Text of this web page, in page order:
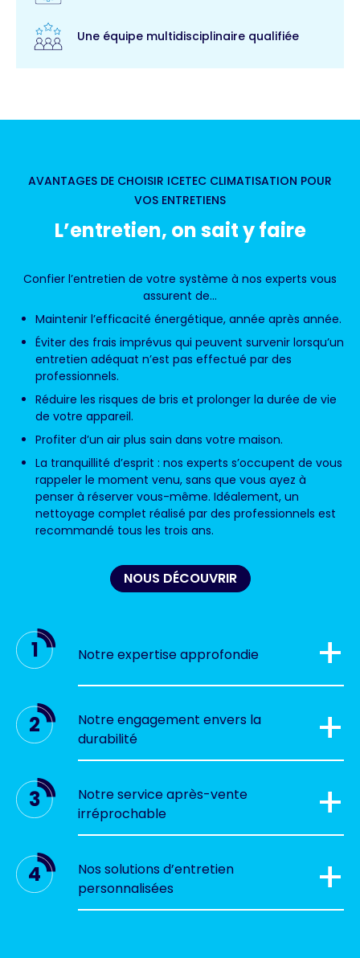
Une équipe multidisciplinaire qualifiée
AVANTAGES DE CHOISIR ICETEC CLIMATISATION POUR
VOS ENTRETIENS
L’entretien, on sait y faire
Confier l’entretien de votre système à nos experts vous
assurent de…
Maintenir l’efficacité énergétique, année après année.
Éviter des frais imprévus qui peuvent survenir lorsqu’un
entretien adéquat n’est pas effectué par des
professionnels.
Réduire les risques de bris et prolonger la durée de vie
de votre appareil.
Profiter d’un air plus sain dans votre maison.
La tranquillité d’esprit : nos experts s’occupent de vous
rappeler le moment venu, sans que vous ayez à
penser à réserver vous-même. Idéalement, un
nettoyage complet réalisé par des professionnels est
recommandé tous les trois ans.
NOUS DÉCOUVRIR
1 Notre expertise approfondie +
2
Notre engagement envers la
durabilité
+
3
Notre service après-vente
irréprochable
+
4
Nos solutions d’entretien
personnalisées
+